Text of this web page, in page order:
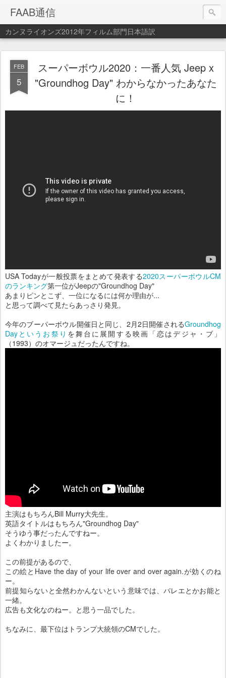
FAAB通信
カンヌライオンズ2012年フィルム部門日本語訳
FEB
5
スーパーボウル2020：一番人気 Jeep x
"Groundhog Day" わからなかったあなた
に！
USA Todayが一般投票をまとめて発表する2020スーパーボウルCM
のランキング第一位がJeepの"Groundhog Day"
あまりピンとこず、一位になるには何か理由が...
と思って調べて見たらあっさり発見。
今年のブーパーボウル開催日と同じ、2月2日開催されるGroundhog
Dayというお祭り を舞台に展開する映画「恋はデジャ・ブ」
（1993）のオマージュだったんですね。
主演はもちろんBill Murry大先生。
英語タイトルはもちろん"Groundhog Day"
そうゆう事だったんですねー。
よくわかりましたー。
この前提があるので、
この絵とHave the day of your life over and over again.が効くのね
ー。
前提知らないと全然わかんないという意味では、バレエとかお能と
一緒。
広告も文化なのねー。と思う一品でした。
ちなみに、最下位はトランプ大統領のCMでした。